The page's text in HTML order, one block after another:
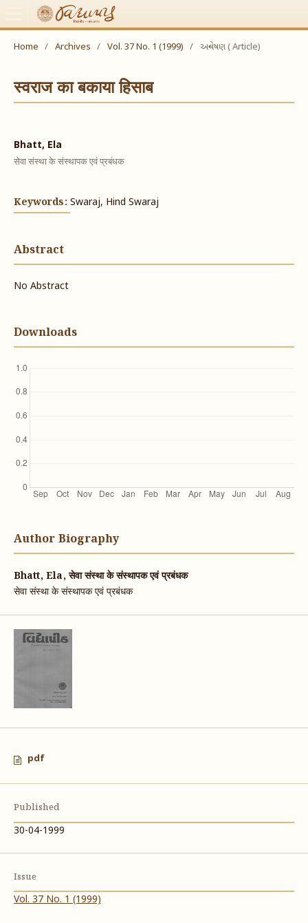
Home / Archives / Vol. 37 No. 1 (1999) / અન્વેષણ ( Article)
स्वराज का बकाया हिसाब
Bhatt, Ela
सेवा संस्था के संस्थापक एवं प्रबंधक
Keywords: Swaraj, Hind Swaraj
Abstract
No Abstract
Downloads
Author Biography
Bhatt, Ela, सेवा संस्था के संस्थापक एवं प्रबंधक
सेवा संस्था के संस्थापक एवं प्रबंधक
pdf
Published
30-04-1999
Issue
Vol. 37 No. 1 (1999)